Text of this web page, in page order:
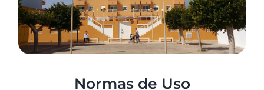
Normas de Uso